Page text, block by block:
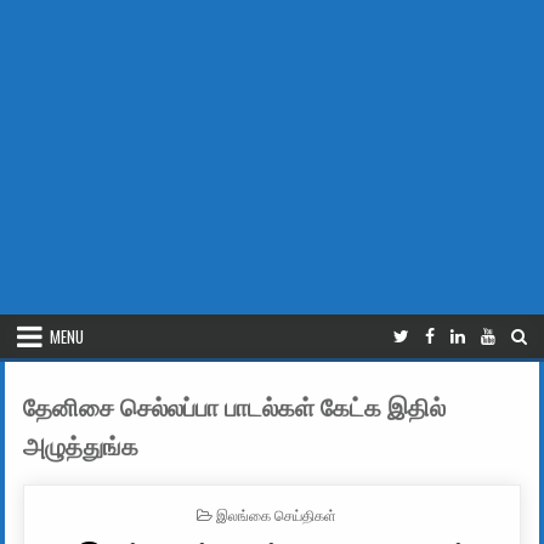
MENU
தேனிசை செல்லப்பா பாடல்கள் கேட்க இதில்
அழுத்துங்க
POSTED IN
இலங்கை செய்திகள்